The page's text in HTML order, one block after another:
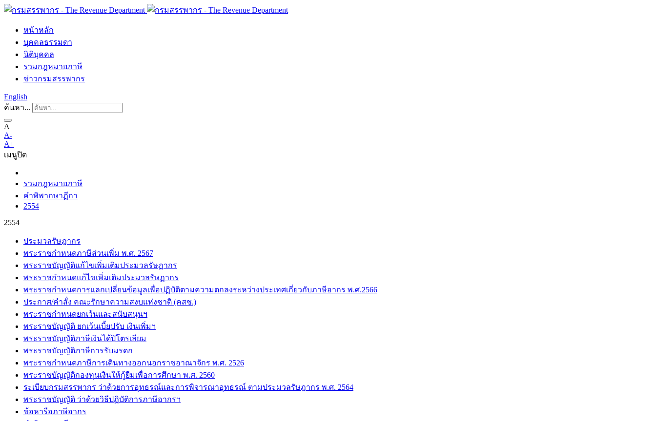
หน้าหลัก
บุคคลธรรมดา
นิติบุคคล
รวมกฎหมายภาษี
ข่าวกรมสรรพากร
English
ค้นหา...
A
A-
A+
เมนูปิด
รวมกฎหมายภาษี
คำพิพากษาฏีกา
2554
2554
ประมวลรัษฎากร
พระราชกำหนดภาษีส่วนเพิ่ม พ.ศ. 2567
พระราชบัญญัติแก้ไขเพิ่มเติมประมวลรัษฏากร
พระราชกำหนดแก้ไขเพิ่มเติมประมวลรัษฏากร
พระราชกำหนดการแลกเปลี่ยนข้อมูลเพื่อปฏิบัติตามความตกลงระหว่างประเทศเกี่ยวกับภาษีอากร พ.ศ.2566
ประกาศ/คำสั่ง คณะรักษาความสงบแห่งชาติ (คสช.)
พระราชกำหนดยกเว้นและสนับสนุนฯ
พระราชบัญญัติ ยกเว้นเบี้ยปรับ เงินเพิ่มฯ
พระราชบัญญัติภาษีเงินได้ปิโตรเลียม
พระราชบัญญัติภาษีการรับมรดก
พระราชกำหนดภาษีการเดินทางออกนอกราชอาณาจักร พ.ศ. 2526
พระราชบัญญัติกองทุนเงินให้กู้ยืมเพื่อการศึกษา พ.ศ. 2560
ระเบียบกรมสรรพากร ว่าด้วยการอุทธรณ์และการพิจารณาอุทธรณ์ ตามประมวลรัษฎากร พ.ศ. 2564
พระราชบัญญัติ ว่าด้วยวิธีปฏิบัติการภาษีอากรฯ
ข้อหารือภาษีอากร